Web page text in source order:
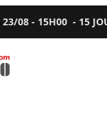
23/08 - 15H00 - 15